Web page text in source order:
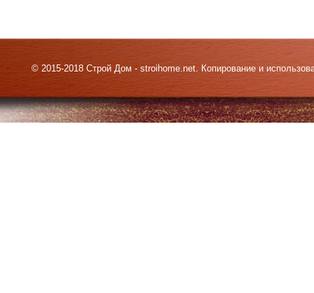
© 2015-2018 Строй Дом - stroihome.net. Копирование и